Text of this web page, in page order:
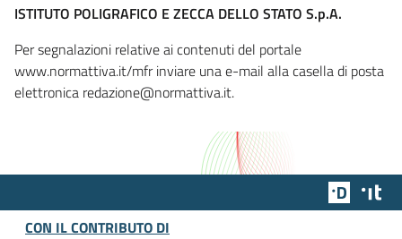
ISTITUTO POLIGRAFICO E ZECCA DELLO STATO S.p.A.
Per segnalazioni relative ai contenuti del portale
www.normattiva.it/mfr inviare una e-mail alla casella di posta
elettronica redazione@normattiva.it.
Team
CON IL CONTRIBUTO DI